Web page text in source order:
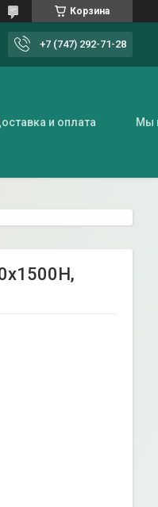
Корзина
+7 (747) 292-71-28
и оплата Мы